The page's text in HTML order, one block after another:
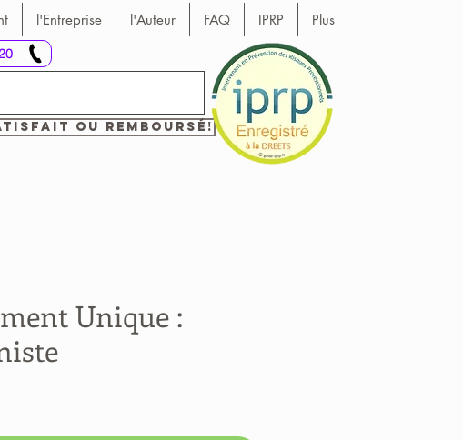
l'Entreprise l'Auteur FAQ IPRP Plus
ou remboursé!
Unique :